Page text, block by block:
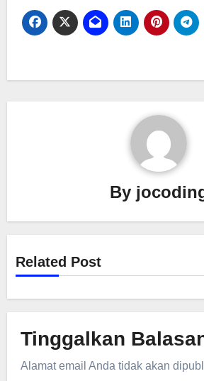
By
Related Post
Tinggalkan
Alamat email Anda tidak akan